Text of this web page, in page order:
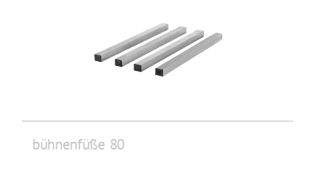
bühnenfüße 80